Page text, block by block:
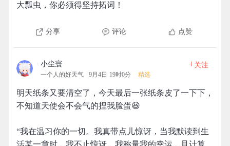
大瓢虫，你必须得坚持拓词！
分享 评论 点赞
小尘寰
一个人的好天气 9月4日 19时0分 精选
+关注
明天纸条又要清空了，今天最后一张纸条皮了一下下，
不知道天使会不会气的捏我脸蛋😆
“我在温习你的一切。我真带点儿惊讶，当我默读到生
活某一章时，我不止惊讶。我称量我的幸运，且计算